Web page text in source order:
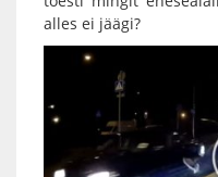
alles ei jäägi?